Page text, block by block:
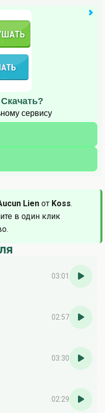
сервису
Lien от Koss.
в один клик
03:01
02:57
03:30
02:29